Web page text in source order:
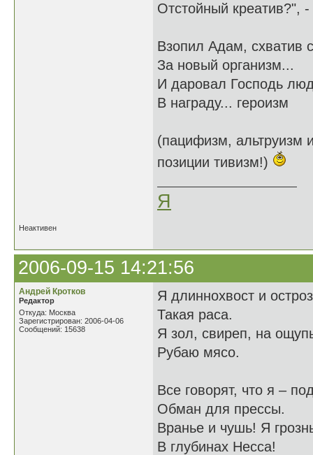
Отстойный креатив?", -
Взопил Адам, схватив
За новый организм...
И даровал Господь
В награду... героизм
(пацифизм, альтруизм
позиции тивизм!)
Я
Неактивен
2006-09-15 14:21:56
Андрей Кротков
Редактор
Откуда: Москва
Зарегистрирован: 2006-04-06
Сообщений: 15638
Я длиннохвост и
Такая раса.
Я зол, свиреп, на
Рубаю мясо.
Все говорят, что я –
Обман для прессы.
Вранье и чушь! Я
В глубинах Несса!